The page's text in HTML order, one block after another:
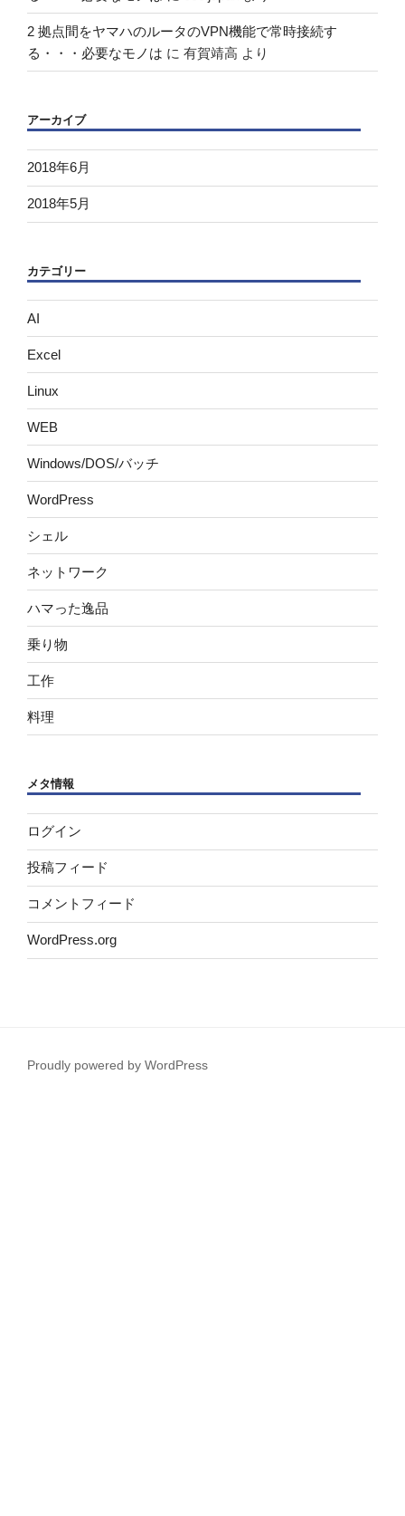
2 拠点間をヤマハのルータのVPN機能で常時接続す
る・・・必要なモノは に 有賀靖高 より
アーカイブ
2018年6月
2018年5月
カテゴリー
AI
Excel
Linux
WEB
Windows/DOS/バッチ
WordPress
シェル
ネットワーク
ハマった逸品
乗り物
工作
料理
メタ情報
ログイン
投稿フィード
コメントフィード
WordPress.org
Proudly powered by WordPress